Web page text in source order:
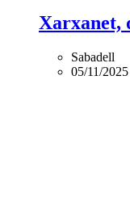
Xarxanet,
Sabadell
05/11/2025